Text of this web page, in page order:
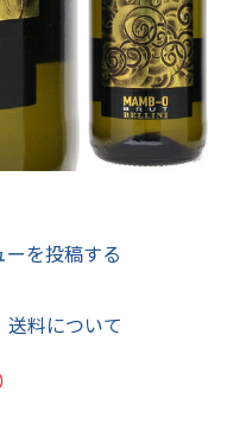
ーを投稿する
送料について